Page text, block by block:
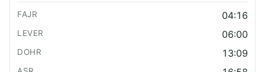
04:16
06:00
13:09